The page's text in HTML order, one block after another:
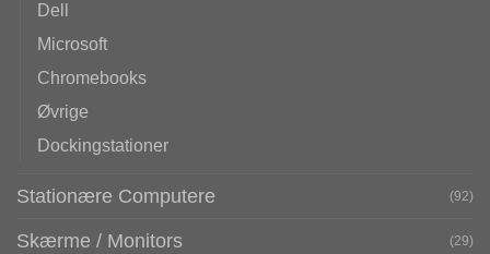
Dell
Microsoft
Chromebooks
Øvrige
Dockingstationer
Stationære Computere (92)
Skærme / Monitors (29)